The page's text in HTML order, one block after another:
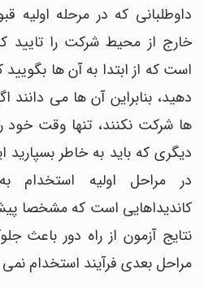
داوطلبانی که در مرحله اولیه
خارج از محیط شرکت را تایید
است که از ابتدا به آن ها
دهید، بنابراین آن ها می دانند
ها شرکت نکنند، تنها وقت خود
دیگری که باید به خاطر بسپارید
در مراحل اولیه استخدام
کاندیداهایی است که مشخصا
نتایج آزمون از راه دور باعث
مراحل بعدی فرآیند استخدام